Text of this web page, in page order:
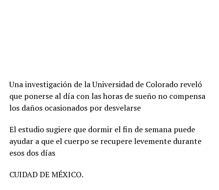
Una investigación de la Universidad de Colorado reveló
que ponerse al día con las horas de sueño no compensa
los daños ocasionados por desvelarse
El estudio sugiere que dormir el fin de semana puede
ayudar a que el cuerpo se recupere levemente durante
esos dos días
CUIDAD DE MÉXICO.